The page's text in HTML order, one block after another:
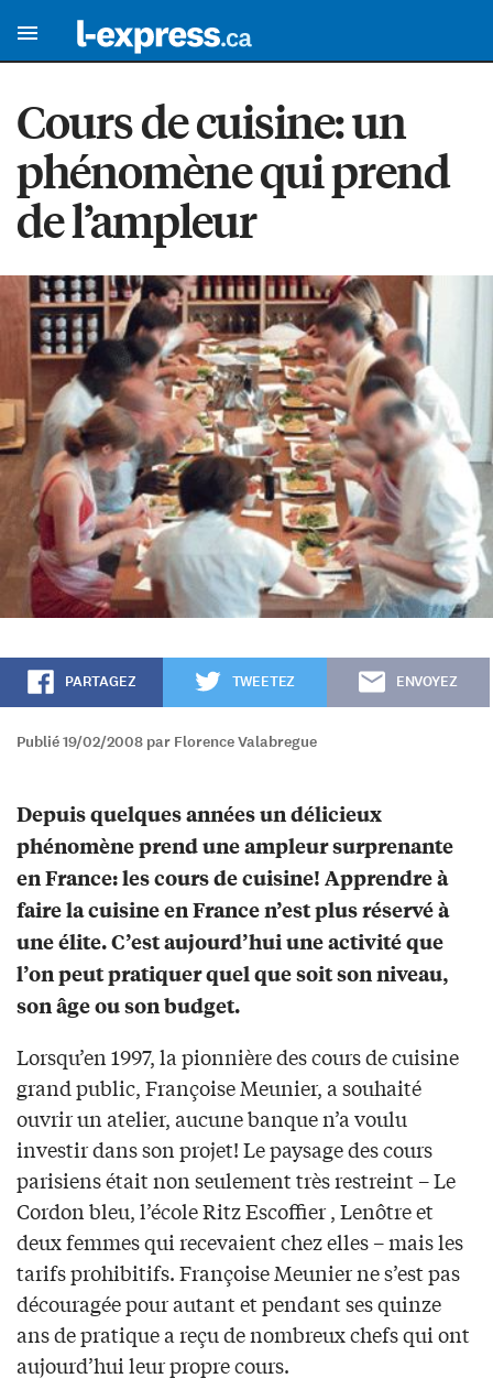
Cours de cuisine: un
phénomène qui prend
de l’ampleur
PARTAGEZ TWEETEZ ENVOYEZ
Publié 19/02/2008 par Florence Valabregue
Depuis quelques années un délicieux
phénomène prend une ampleur surprenante
en France: les cours de cuisine! Apprendre à
faire la cuisine en France n’est plus réservé à
une élite. C’est aujourd’hui une activité que
l’on peut pratiquer quel que soit son niveau,
son âge ou son budget.
Lorsqu’en 1997, la pionnière des cours de cuisine
grand public, Françoise Meunier, a souhaité
ouvrir un atelier, aucune banque n’a voulu
investir dans son projet! Le paysage des cours
parisiens était non seulement très restreint – Le
Cordon bleu, l’école Ritz Escoffier , Lenôtre et
deux femmes qui recevaient chez elles – mais les
tarifs prohibitifs. Françoise Meunier ne s’est pas
découragée pour autant et pendant ses quinze
ans de pratique a reçu de nombreux chefs qui ont
aujourd’hui leur propre cours.